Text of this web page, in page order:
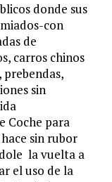
donde sus
con
de
carros chinos
sin
Coche para
sin rubor
la vuelta a
el uso de la